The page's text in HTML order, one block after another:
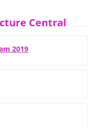
Central
2019